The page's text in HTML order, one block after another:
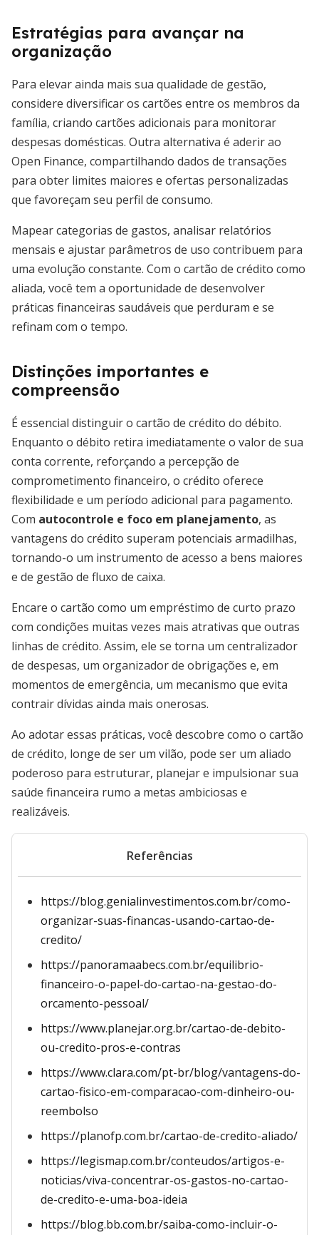
Estratégias para avançar na
organização
Para elevar ainda mais sua qualidade de gestão,
considere diversificar os cartões entre os membros da
família, criando cartões adicionais para monitorar
despesas domésticas. Outra alternativa é aderir ao
Open Finance, compartilhando dados de transações
para obter limites maiores e ofertas personalizadas
que favoreçam seu perfil de consumo.
Mapear categorias de gastos, analisar relatórios
mensais e ajustar parâmetros de uso contribuem para
uma evolução constante. Com o cartão de crédito como
aliada, você tem a oportunidade de desenvolver
práticas financeiras saudáveis que perduram e se
refinam com o tempo.
Distinções importantes e
compreensão
É essencial distinguir o cartão de crédito do débito.
Enquanto o débito retira imediatamente o valor de sua
conta corrente, reforçando a percepção de
comprometimento financeiro, o crédito oferece
flexibilidade e um período adicional para pagamento.
Com autocontrole e foco em planejamento, as
vantagens do crédito superam potenciais armadilhas,
tornando-o um instrumento de acesso a bens maiores
e de gestão de fluxo de caixa.
Encare o cartão como um empréstimo de curto prazo
com condições muitas vezes mais atrativas que outras
linhas de crédito. Assim, ele se torna um centralizador
de despesas, um organizador de obrigações e, em
momentos de emergência, um mecanismo que evita
contrair dívidas ainda mais onerosas.
Ao adotar essas práticas, você descobre como o cartão
de crédito, longe de ser um vilão, pode ser um aliado
poderoso para estruturar, planejar e impulsionar sua
saúde financeira rumo a metas ambiciosas e
realizáveis.
Referências
https://blog.genialinvestimentos.com.br/como-
organizar-suas-financas-usando-cartao-de-
credito/
https://panoramaabecs.com.br/equilibrio-
financeiro-o-papel-do-cartao-na-gestao-do-
orcamento-pessoal/
https://www.planejar.org.br/cartao-de-debito-
ou-credito-pros-e-contras
https://www.clara.com/pt-br/blog/vantagens-do-
cartao-fisico-em-comparacao-com-dinheiro-ou-
reembolso
https://planofp.com.br/cartao-de-credito-aliado/
https://legismap.com.br/conteudos/artigos-e-
noticias/viva-concentrar-os-gastos-no-cartao-
de-credito-e-uma-boa-ideia
https://blog.bb.com.br/saiba-como-incluir-o-